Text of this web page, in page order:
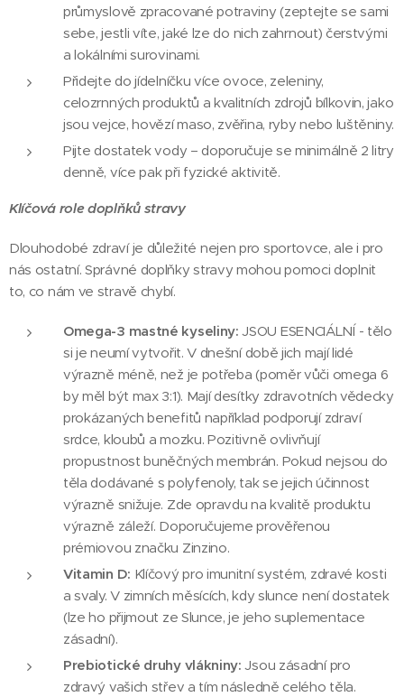
průmyslově zpracované potraviny (zeptejte se sami
sebe, jestli víte, jaké lze do nich zahrnout) čerstvými
a lokálními surovinami.
Přidejte do jídelníčku více ovoce, zeleniny,
celozrnných produktů a kvalitních zdrojů bílkovin, jako
jsou vejce, hovězí maso, zvěřina, ryby nebo luštěniny.
Pijte dostatek vody – doporučuje se minimálně 2 litry
denně, více pak při fyzické aktivitě.
Klíčová role doplňků stravy
Dlouhodobé zdraví je důležité nejen pro sportovce, ale i pro
nás ostatní. Správné doplňky stravy mohou pomoci doplnit
to, co nám ve stravě chybí.
Omega-3 mastné kyseliny:JSOU ESENCIÁLNÍ - tělo
si je neumí vytvořit. V dnešní době jich mají lidé
výrazně méně, než je potřeba (poměr vůči omega 6
by měl být max 3:1). Mají desítky zdravotních vědecky
prokázaných benefitů například podporují zdraví
srdce, kloubů a mozku. Pozitivně ovlivňují
propustnost buněčných membrán. Pokud nejsou do
těla dodávané s polyfenoly, tak se jejich účinnost
výrazně snižuje. Zde opravdu na kvalitě produktu
výrazně záleží. Doporučujeme prověřenou
prémiovou značku Zinzino.
Vitamin D: Klíčový pro imunitní systém, zdravé kosti
a svaly. V zimních měsících, kdy slunce není dostatek
(lze ho přijmout ze Slunce, je jeho suplementace
zásadní).
Prebiotické druhy vlákniny: Jsou zásadní pro
zdravý vašich střev a tím následně celého těla.